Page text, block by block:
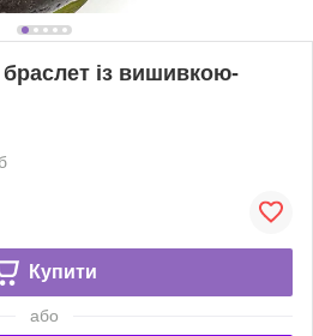
із вишивкою-
Купити
або